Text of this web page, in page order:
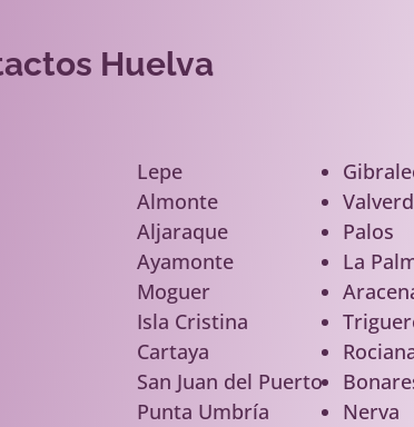
Huelva
Lepe
Almonte
Aljaraque
Ayamonte
Moguer
Isla Cristina
Cartaya
San Juan del Puerto
Punta Umbría
Palos
La
Nerva